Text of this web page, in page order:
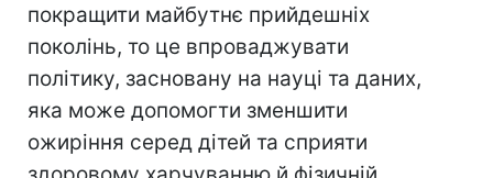
покращити майбутнє прийдешніх
поколінь, то це впроваджувати
політику, засновану на науці та даних,
яка може допомогти зменшити
ожиріння серед дітей та сприяти